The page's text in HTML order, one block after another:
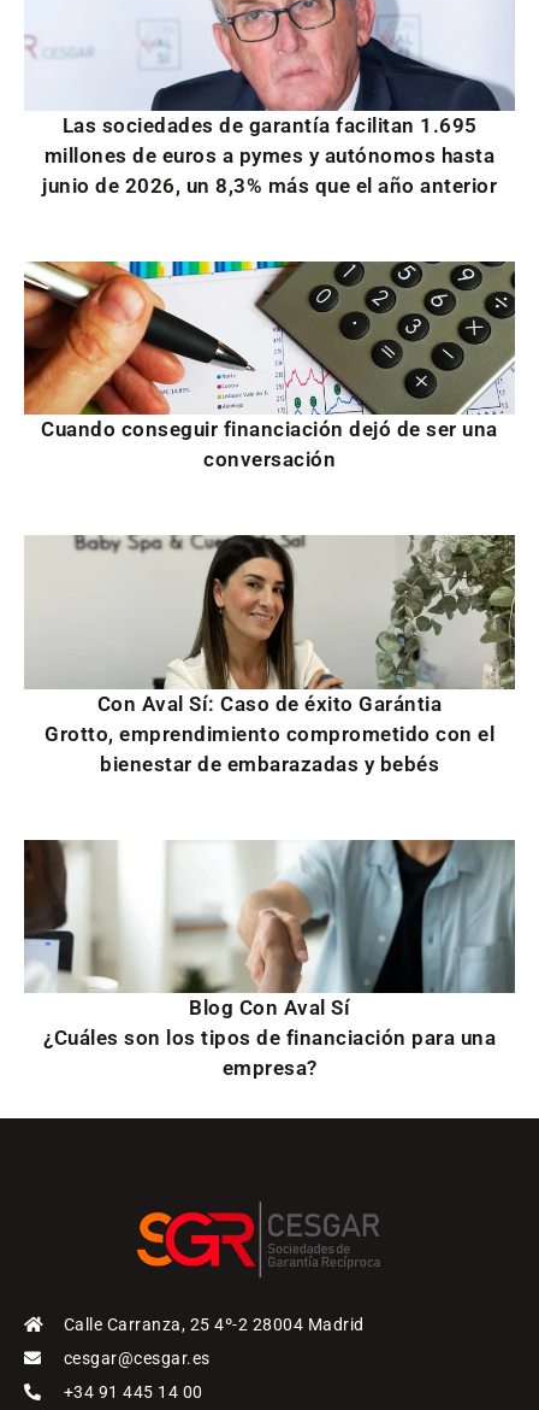
Las sociedades de garantía facilitan 1.695
millones de euros a pymes y autónomos hasta
junio de 2026, un 8,3% más que el año anterior
Cuando conseguir financiación dejó de ser una
conversación
Con Aval Sí: Caso de éxito Garántia
Grotto, emprendimiento comprometido con el
bienestar de embarazadas y bebés
Blog Con Aval Sí
¿Cuáles son los tipos de financiación para una
empresa?
Calle Carranza, 25 4º-2 28004 Madrid
cesgar@cesgar.es
+34 91 445 14 00